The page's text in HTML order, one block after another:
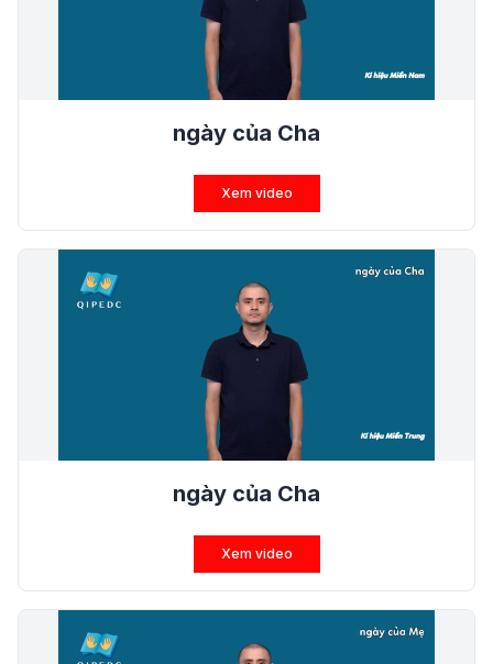
ngày của Cha
Xem video
ngày của Cha
Xem video